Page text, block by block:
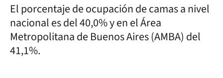
El porcentaje de ocupación de camas a nivel
nacional es del 40,0% y en el Área
Metropolitana de Buenos Aires (AMBA) del
41,1%.